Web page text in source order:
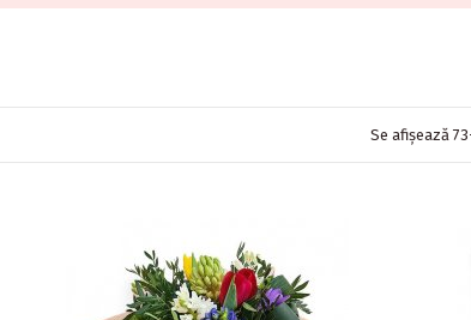
Se afișează